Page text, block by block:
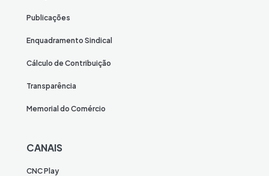
Publicações
Enquadramento Sindical
Cálculo de Contribuição
Transparência
Memorial do Comércio
CANAIS
CNC Play